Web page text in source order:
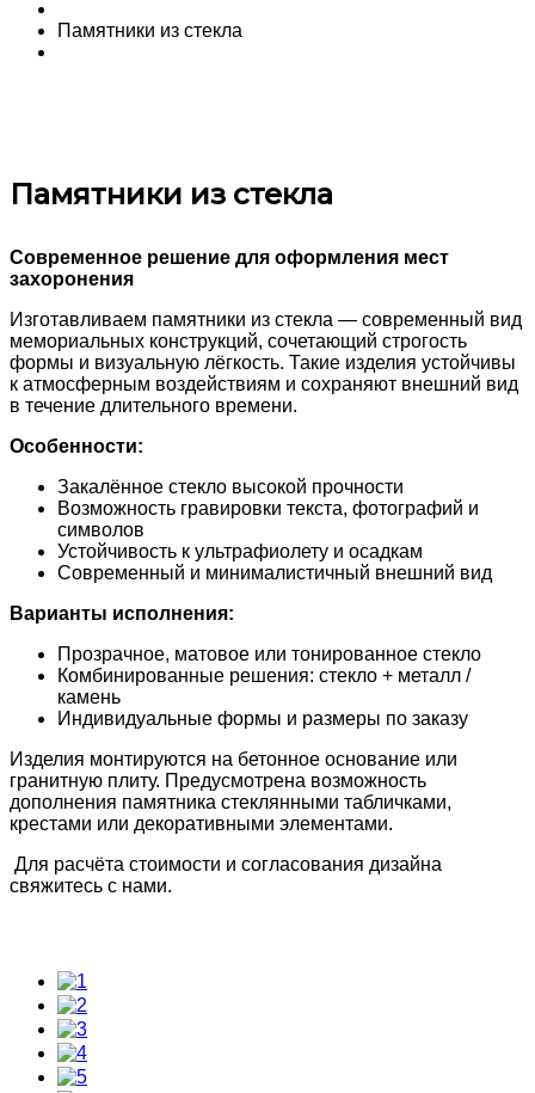
Памятники из стекла
Памятники из стекла
Современное решение для оформления мест
захоронения
Изготавливаем памятники из стекла — современный вид
мемориальных конструкций, сочетающий строгость
формы и визуальную лёгкость. Такие изделия устойчивы
к атмосферным воздействиям и сохраняют внешний вид
в течение длительного времени.
Особенности:
Закалённое стекло высокой прочности
Возможность гравировки текста, фотографий и
символов
Устойчивость к ультрафиолету и осадкам
Современный и минималистичный внешний вид
Варианты исполнения:
Прозрачное, матовое или тонированное стекло
Комбинированные решения: стекло + металл /
камень
Индивидуальные формы и размеры по заказу
Изделия монтируются на бетонное основание или
гранитную плиту. Предусмотрена возможность
дополнения памятника стеклянными табличками,
крестами или декоративными элементами.
Для расчёта стоимости и согласования дизайна
свяжитесь с нами.